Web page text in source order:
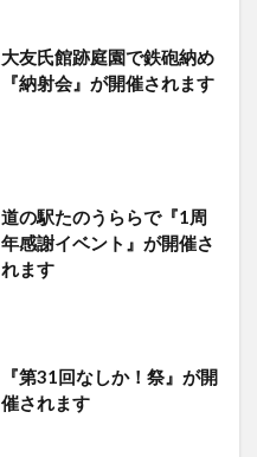
大友氏館跡庭園で鉄砲納め
『納射会』が開催されます
道の駅たのうららで『1周
年感謝イベント』が開催さ
れます
『第31回なしか！祭』が開
催されます